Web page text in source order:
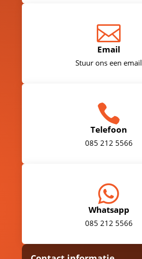

Email
Stuur ons een email

Telefoon
085 212 5566

Whatsapp
085 212 5566